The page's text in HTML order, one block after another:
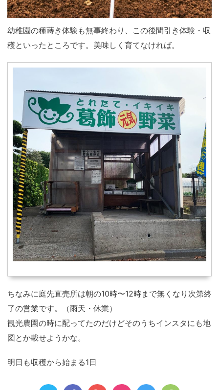
幼稚園の種蒔き体験も無事終わり、この後間引き体験・収
穫といったところです。美味しく育てなければ。
ちなみに庭先直売所は朝の10時〜12時まで無くなり次第終
了の営業です。（雨天・休業）
観光農園の時に配ってたのだけどそのうちインスタにも地
図とか載せようかな。
明日も収穫から始まる1日